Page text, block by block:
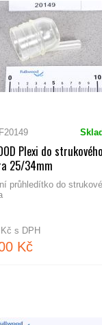
Plexi do strukového
25/34mm
průhledítko do
s DPH
Kč